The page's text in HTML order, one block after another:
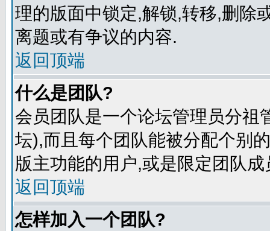
理的版面中锁定,解锁,转移,删除
离题或有争议的内容.
返回顶端
什么是团队?
会员团队是一个论坛管理员分祖
坛),而且每个团队能被分配个别
版主功能的用户,或是限定团队
返回顶端
怎样加入一个团队?